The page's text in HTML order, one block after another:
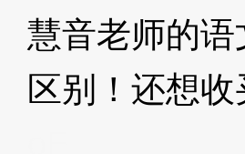
慧音老师的
区别！还想